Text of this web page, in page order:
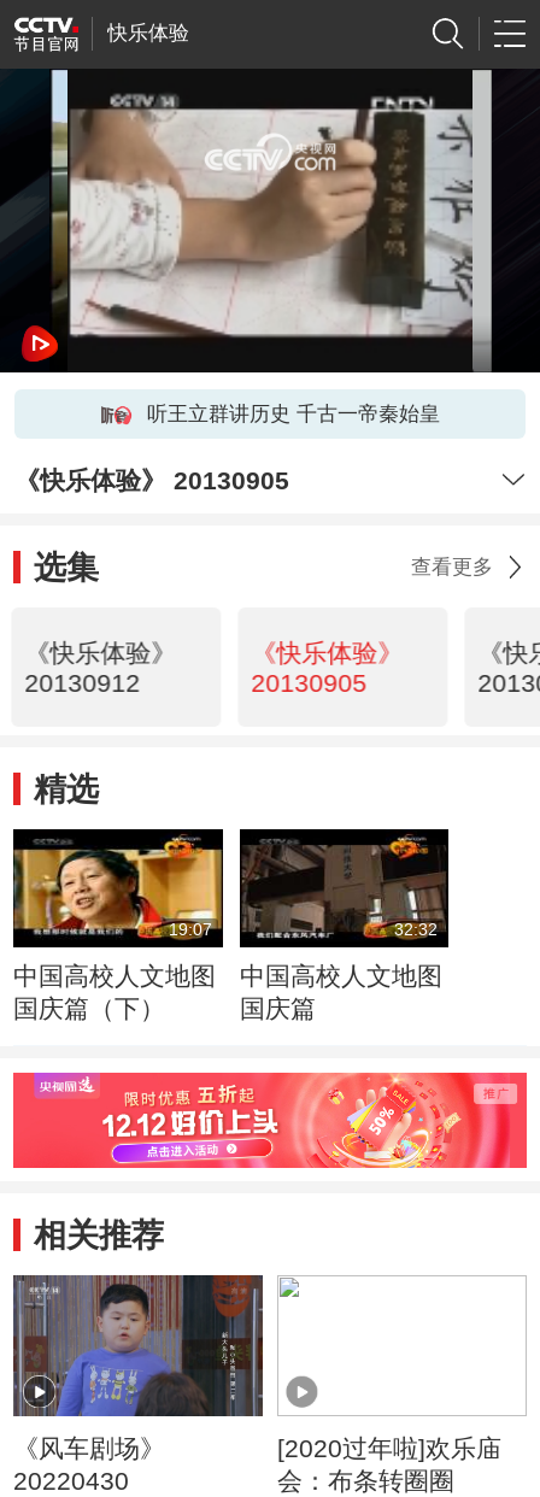
快乐体验
网络开小差了，请稍后再试
听王立群讲历史 千古一帝秦始皇
《快乐体验》 20130905
选集 查看更多
《快乐体验》
20130912
《快乐体验》
20130905
《
精选
19:07
中国高校人文地图
国庆篇（下）
32:32
中国高校人文地图
国庆篇
相关推荐
《风车剧场》
20220430
[2020过年啦]欢乐庙
会：布条转圈圈